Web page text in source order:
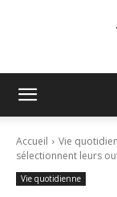
Accueil Vie
sélectionnent leurs
Vie quotidienne